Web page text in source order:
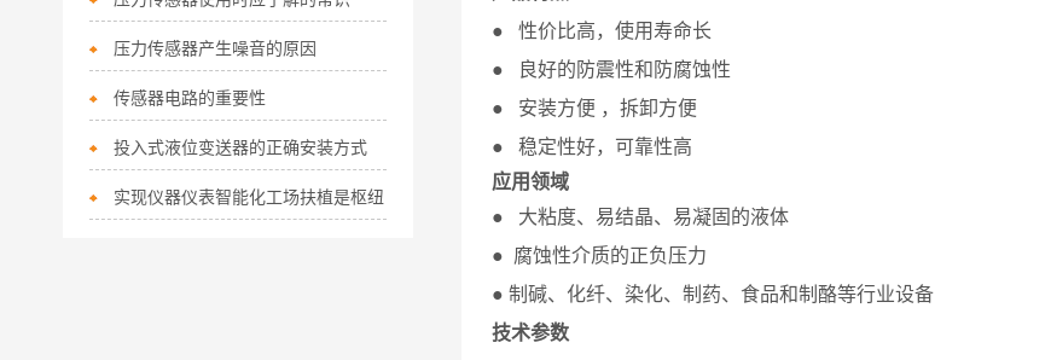
● 性价比高，使用寿命长
● 良好的防震性和防腐蚀性
● 安装方便 ，拆卸方便
● 稳定性好，可靠性高
应用领域
● 大粘度、易结晶、易凝固的液体
● 腐蚀性介质的正负压力
● 制碱、化纤、染化、制药、食品和制酪等行业设备
技术参数
压力传感器产生噪音的原因
传感器电路的重要性
投入式液位变送器的正确安装方式
实现仪器仪表智能化工场扶植是枢纽